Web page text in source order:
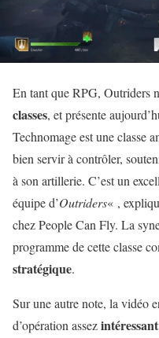
En tant que RPG, Outriders
classes, et présente
Technomage est une classe
bien servir à contrôler,
à son artillerie. C’est un
équipe d’Outriders« ,
chez People Can Fly. La
programme de cette classe
stratégique.
Sur une autre note, la vidéo
d’opération assezintéressant